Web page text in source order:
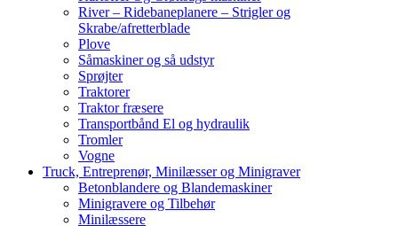
River – Ridebaneplanere – Strigler og
Skrabe/afretterblade
Plove
Såmaskiner og så udstyr
Sprøjter
Traktorer
Traktor fræsere
Transportbånd El og hydraulik
Tromler
Vogne
Truck, Entreprenør, Minilæsser og Minigraver
Betonblandere og Blandemaskiner
Minigravere og Tilbehør
Minilæssere